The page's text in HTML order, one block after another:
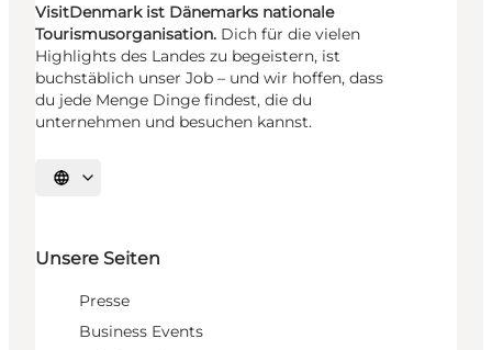
VisitDenmark ist Dänemarks nationale
Tourismusorganisation. Dich für die vielen
Highlights des Landes zu begeistern, ist
buchstäblich unser Job – und wir hoffen, dass
du jede Menge Dinge findest, die du
unternehmen und besuchen kannst.
Sprache auswählen
Unsere Seiten
Presse
Business Events